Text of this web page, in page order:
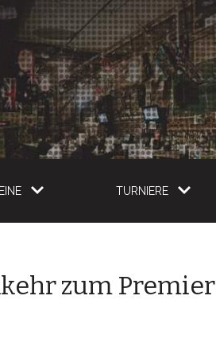
TURNIERE
zum Premier